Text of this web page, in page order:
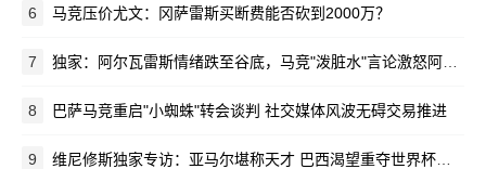
6 马竞压价尤文：冈萨雷斯买断费能否砍到2000万？
7 独家：阿尔瓦雷斯情绪跌至谷底，马竞"泼脏水"言论激怒阿根廷新星
8 巴萨马竞重启"小蜘蛛"转会谈判 社交媒体风波无碍交易推进
9 维尼修斯独家专访：亚马尔堪称天才 巴西渴望重夺世界杯荣耀